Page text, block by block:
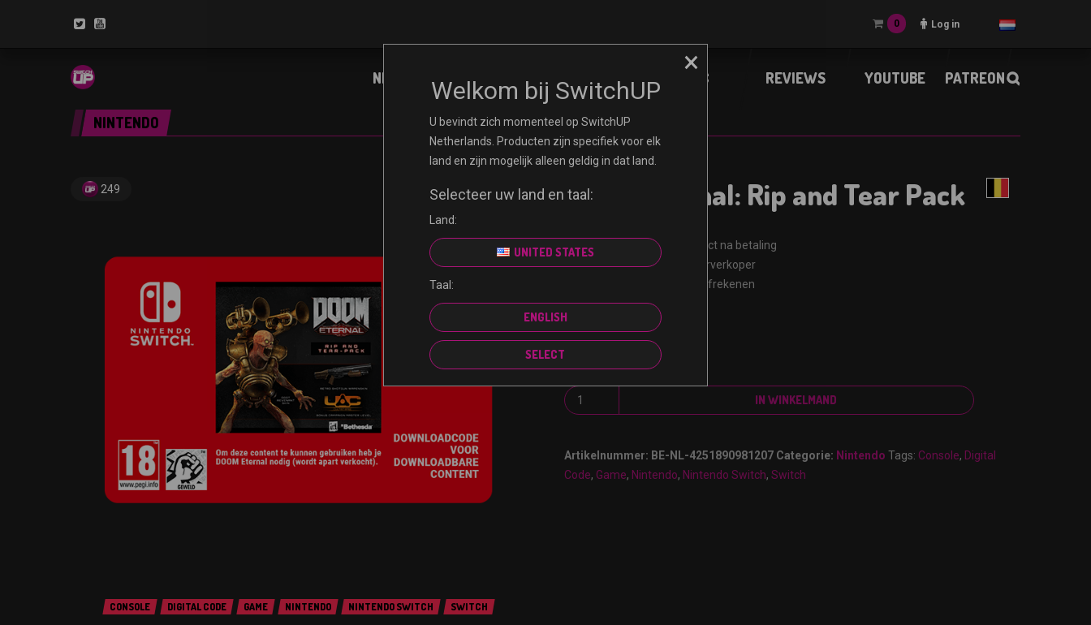
×
Welkom bij SwitchUP
U bevindt zich momenteel op SwitchUP
Netherlands. Producten zijn specifiek voor elk
land en zijn mogelijk alleen geldig in dat land.
Selecteer uw land en taal:
Land:
UNITED STATES
Taal:
ENGLISH
SELECT
0 Log in
NINTENDO PLAYSTATION PC REVIEWS YOUTUBE PATREON
NINTENDO
249
CONSOLE DIGITAL CODE GAME NINTENDO NINTENDO SWITCH SWITCH
DOOM Eternal: Rip and Tear Pack
Ontvang uw code direct na betaling
Gecertificeerde wederverkoper
Gegarandeerd veilig afrekenen
Niet-terugbetaalbaar
IN WINKELMAND
Artikelnummer: BE-NL-4251890981207 Categorie: Nintendo Tags: Console, Digital
Code, Game, Nintendo, Nintendo Switch,Switch